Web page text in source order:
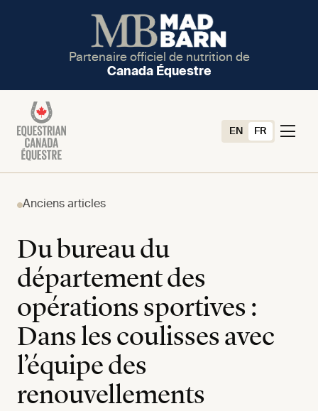
Partenaire officiel de nutrition de
Canada Équestre
EN FR
Anciens articles
Du bureau du
département des
opérations sportives :
Dans les coulisses avec
l’équipe des
renouvellements